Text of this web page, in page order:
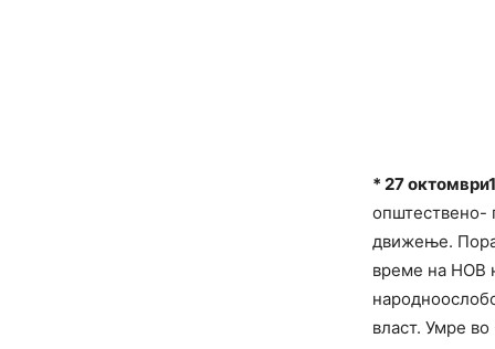
* 27
општествено-
движење.
време на НОВ
власт. Умре во